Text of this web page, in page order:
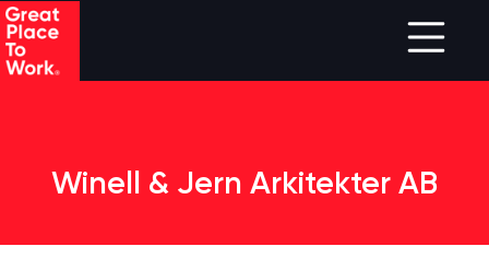
Skip to main content
Winell & Jern Arkitekter AB